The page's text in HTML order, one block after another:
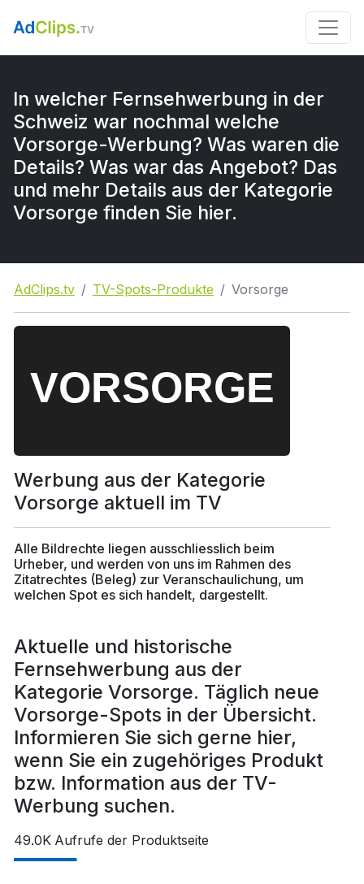
In welcher Fernsehwerbung in der
Schweiz war nochmal welche
Vorsorge-Werbung? Was waren die
Details? Was war das Angebot? Das
und mehr Details aus der Kategorie
Vorsorge finden Sie hier.
AdClips.tv TV-Spots-Produkte Vorsorge
Werbung aus der Kategorie
Vorsorge aktuell im TV
Alle Bildrechte liegen ausschliesslich beim
Urheber, und werden von uns im Rahmen des
Zitatrechtes (Beleg) zur Veranschaulichung, um
welchen Spot es sich handelt, dargestellt.
Aktuelle und historische
Fernsehwerbung aus der
Kategorie Vorsorge. Täglich neue
Vorsorge-Spots in der Übersicht.
Informieren Sie sich gerne hier,
wenn Sie ein zugehöriges Produkt
bzw. Information aus der TV-
Werbung suchen.
49.0K Aufrufe der Produktseite